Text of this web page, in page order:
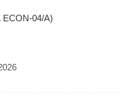
04/A)